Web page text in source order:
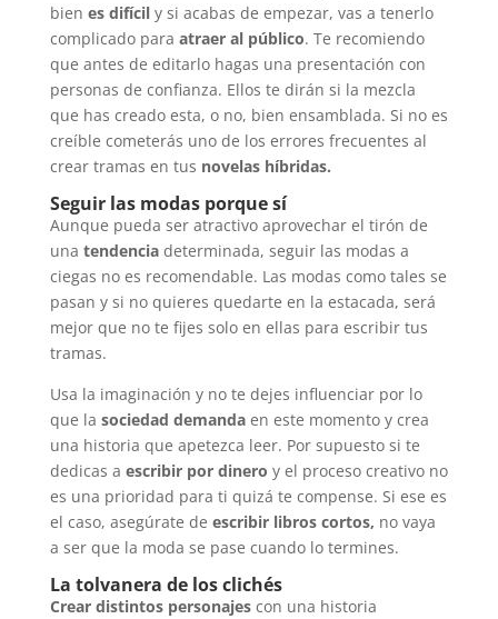
bien es difícily si acabas de empezar, vas a tenerlo
complicado para atraer al público. Te recomiendo
que antes de editarlo hagas una presentación con
personas de confianza. Ellos te dirán si la mezcla
que has creado esta, o no, bien ensamblada. Si no es
creíble cometerás uno de los errores frecuentes al
crear tramas en tus novelas híbridas.
Seguir las modas porque sí
Aunque pueda ser atractivo aprovechar el tirón de
una tendenciadeterminada, seguir las modas a
ciegas no es recomendable. Las modas como tales se
pasan y si no quieres quedarte en la estacada, será
mejor que no te fijes solo en ellas para escribir tus
tramas.
Usa la imaginación y no te dejes influenciar por lo
que la sociedad demandaen este momento y crea
una historia que apetezca leer. Por supuesto si te
dedicas a escribir por dinero y el proceso creativo no
es una prioridad para ti quizá te compense. Si ese es
el caso, asegúrate de escribir libros cortos, no vaya
a ser que la moda se pase cuando lo termines.
La tolvanera de los clichés
Crear distintos personajescon una historia